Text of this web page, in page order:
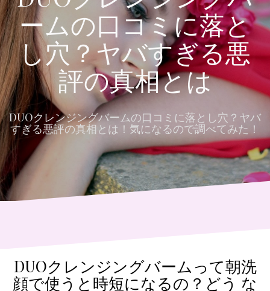
ームの口コミに落と
し穴？ヤバすぎる悪
評の真相とは
DUOクレンジングバームの口コミに落とし穴？ヤバ
すぎる悪評の真相とは！気になるので調べてみた！
DUOクレンジングバームって朝洗
顔で使うと時短になるの？どう な